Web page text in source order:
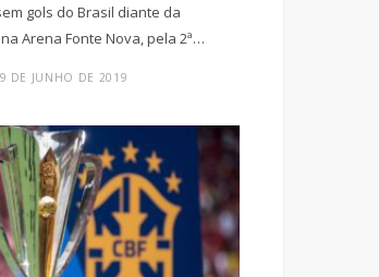
gols do Brasil diante da
Arena Fonte Nova, pela 2ª…
DE JUNHO DE 2019